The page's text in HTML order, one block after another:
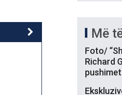
Më
Foto/
Richard